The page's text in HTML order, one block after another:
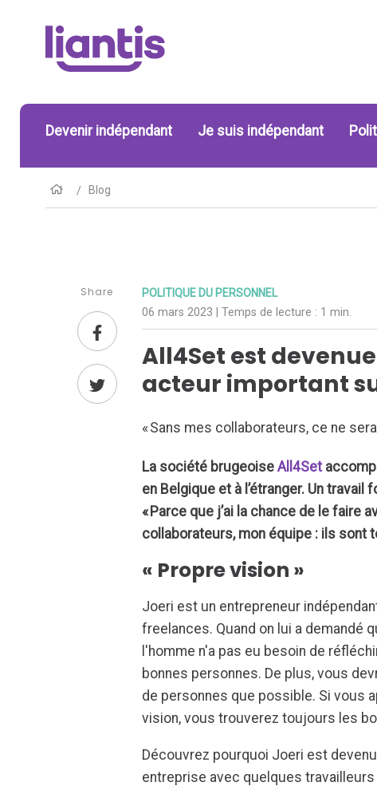
Devenir indépendant Je suis indépendant
Blog
Share POLITIQUE DU PERSONNEL
06 mars 2023 | Temps de lecture : 1 min.
All4Set est
acteur important
« Sans mes collaborateurs, ce ne
La société brugeoiseAll4Set
en Belgique et à l’étranger. Un
« Parce que j’ai la chance de le faire
collaborateurs, mon équipe : ils sont
« Propre vision »
Joeri est un entrepreneur
freelances. Quand on lui a demandé
l'homme n'a pas eu besoin de
bonnes personnes. De plus, vous
de personnes que possible. Si vous
vision, vous trouverez toujours les
Découvrez pourquoi Joeri est
entreprise avec quelques